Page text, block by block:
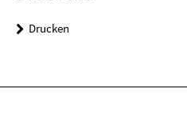
Drucken